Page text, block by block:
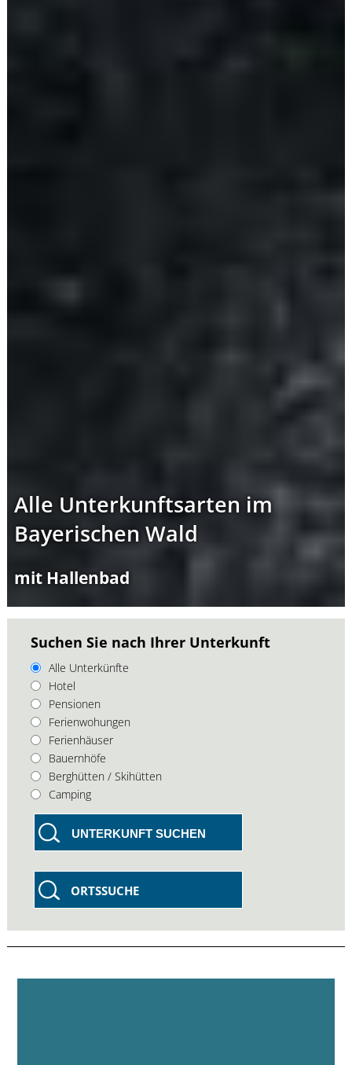
Alle Unterkunftsarten im
Bayerischen Wald
mit Hallenbad
Suchen Sie nach Ihrer Unterkunft
Alle Unterkünfte
Hotel
Pensionen
Ferienwohungen
Ferienhäuser
Bauernhöfe
Berghütten / Skihütten
Camping
UNTERKUNFT SUCHEN
ORTSSUCHE